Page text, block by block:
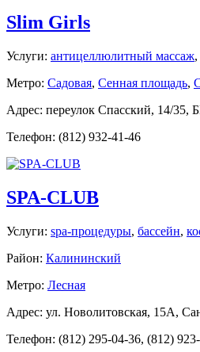
Slim Girls
Услуги: антицеллюлитный массаж,
Метро: Садовая, Сенная площадь,
Адрес: переулок Спасский, 14/
Телефон: (812) 932-41-46
SPA-CLUB
Услуги: spa-процедуры, бассейн,
Район: Калининский
Метро: Лесная
Адрес: ул. Новолитовская, 15А,
Телефон: (812) 295-04-36, (812)